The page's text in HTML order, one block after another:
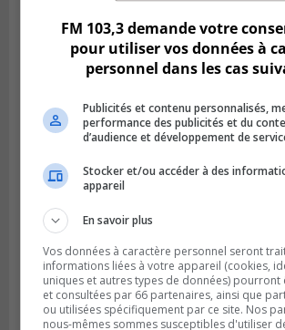
LONGUEUIL
Publié le 6 août 2026 à 11h58
Des jeunes ciblent la
le Défi écrou de roue
Publié le 6 août 2026 à 05h39
FM 103,3 demande votre
pour utiliser vos données à
personnel dans les cas
Publicités et contenu personnalisés,
performance des publicités et du
d’audience et développement de
Stocker et/ou accéder à des
appareil
En savoir plus
Vos données à caractère personnel seront
informations liées à votre appareil (cookies,
uniques et autres types de données) pourront
et consultées par 66 partenaires, ainsi que
ou utilisées spécifiquement par ce site. Nos
nous-mêmes sommes susceptibles d'utiliser